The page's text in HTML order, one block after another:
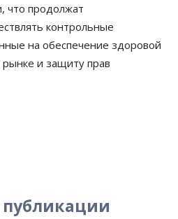
что продолжат
контрольные
на обеспечение здоровой
и защиту прав